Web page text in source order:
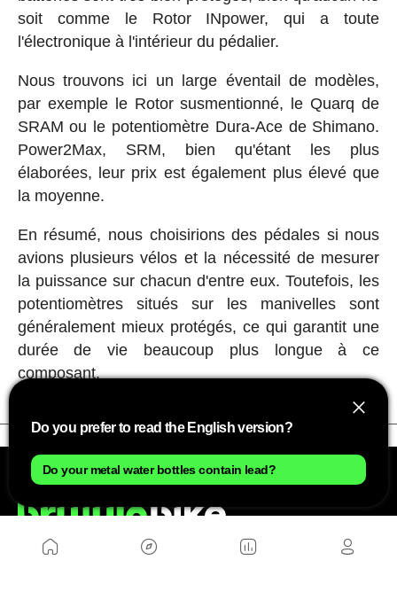
soit comme le Rotor INpower, qui a toute
l'électronique à l'intérieur du pédalier.
Nous trouvons ici un large éventail de modèles,
par exemple le Rotor susmentionné, le Quarq de
SRAM ou le potentiomètre Dura-Ace de Shimano.
Power2Max, SRM, bien qu'étant les plus
élaborées, leur prix est également plus élevé que
la moyenne.
En résumé, nous choisirions des pédales si nous
avions plusieurs vélos et la nécessité de mesurer
la puissance sur chacun d'entre eux. Toutefois, les
potentiomètres situés sur les manivelles sont
généralement mieux protégés, ce qui garantit une
durée de vie beaucoup plus longue à ce
composant.
Do you prefer to read the English version?
Do your metal water bottles contain lead?